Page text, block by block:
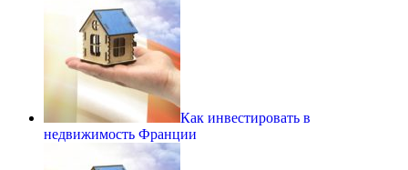
Как инвестировать в
недвижимость Франции